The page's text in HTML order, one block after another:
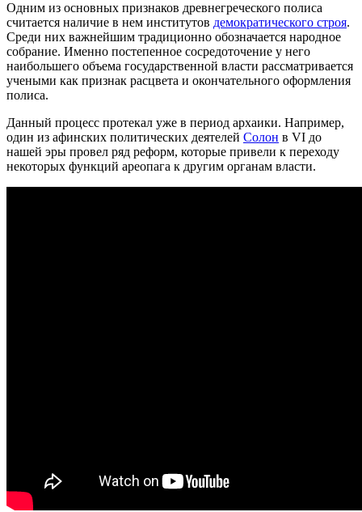
Одним из основных признаков древнегреческого полиса
считается наличие в нем институтов демократического строя.
Среди них важнейшим традиционно обозначается народное
собрание. Именно постепенное сосредоточение у него
наибольшего объема государственной власти рассматривается
учеными как признак расцвета и окончательного оформления
полиса.
Данный процесс протекал уже в период архаики. Например,
один из афинских политических деятелей Солон в VI до
нашей эры провел ряд реформ, которые привели к переходу
некоторых функций ареопага к другим органам власти.